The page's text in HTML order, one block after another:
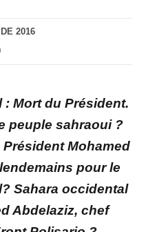
2016
: Mort du Président.
peuple sahraoui ?
Mohamed
pour le
Sahara occidental
Abdelaziz, chef